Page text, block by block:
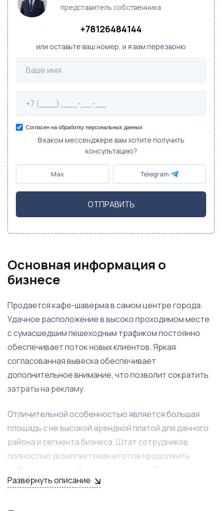
представитель собственника
+78126484144
или оставьте ваш номер, и я вам перезвоню
Согласен на обработку персональных данных
В каком мессенджере вам хотите получить
консультацию?
Max Telegram
ОТПРАВИТЬ
Основная информация о
бизнесе
Продается кафе-шаверма в самом центре города.
Удачное расположение в высоко проходимом месте
с сумасшедшим пешеходным трафиком постоянно
обеспечивает поток новых клиентов. Яркая
согласованная вывеска обеспечивает
дополнительное внимание, что позволит сократить
затраты на рекламу.
Отличительной особенностью является большая
площадь с не высокой арендной платой для данного
района и сегмента бизнеса. Штат сотрудников
полностью укомплектован и готов продолжить
работу с новым собственников при соблюдении
оплаты труда. Все финансовые показатели
Развернуть описание